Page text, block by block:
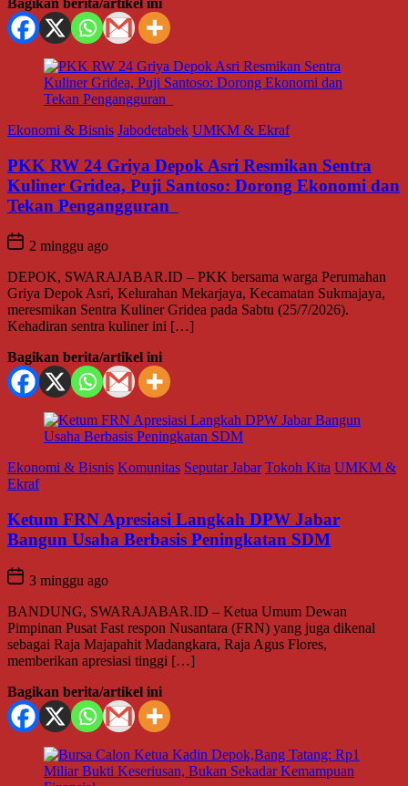
Ekonomi & Bisnis Jabodetabek UMKM & Ekraf
PKK RW 24 Griya Depok Asri Resmikan Sentra
Kuliner Gridea, Puji Santoso: Dorong Ekonomi dan
Tekan Pengangguran
2 minggu ago
DEPOK, SWARAJABAR.ID – PKK bersama warga Perumahan
Griya Depok Asri, Kelurahan Mekarjaya, Kecamatan Sukmajaya,
meresmikan Sentra Kuliner Gridea pada Sabtu (25/7/2026).
Kehadiran sentra kuliner ini […]
Bagikan berita/artikel ini
Ekonomi & Bisnis Komunitas Seputar Jabar Tokoh Kita UMKM &
Ekraf
Ketum FRN Apresiasi Langkah DPW Jabar
Bangun Usaha Berbasis Peningkatan SDM
3 minggu ago
BANDUNG, SWARAJABAR.ID – Ketua Umum Dewan
Pimpinan Pusat Fast respon Nusantara (FRN) yang juga dikenal
sebagai Raja Majapahit Madangkara, Raja Agus Flores,
memberikan apresiasi tinggi […]
Bagikan berita/artikel ini